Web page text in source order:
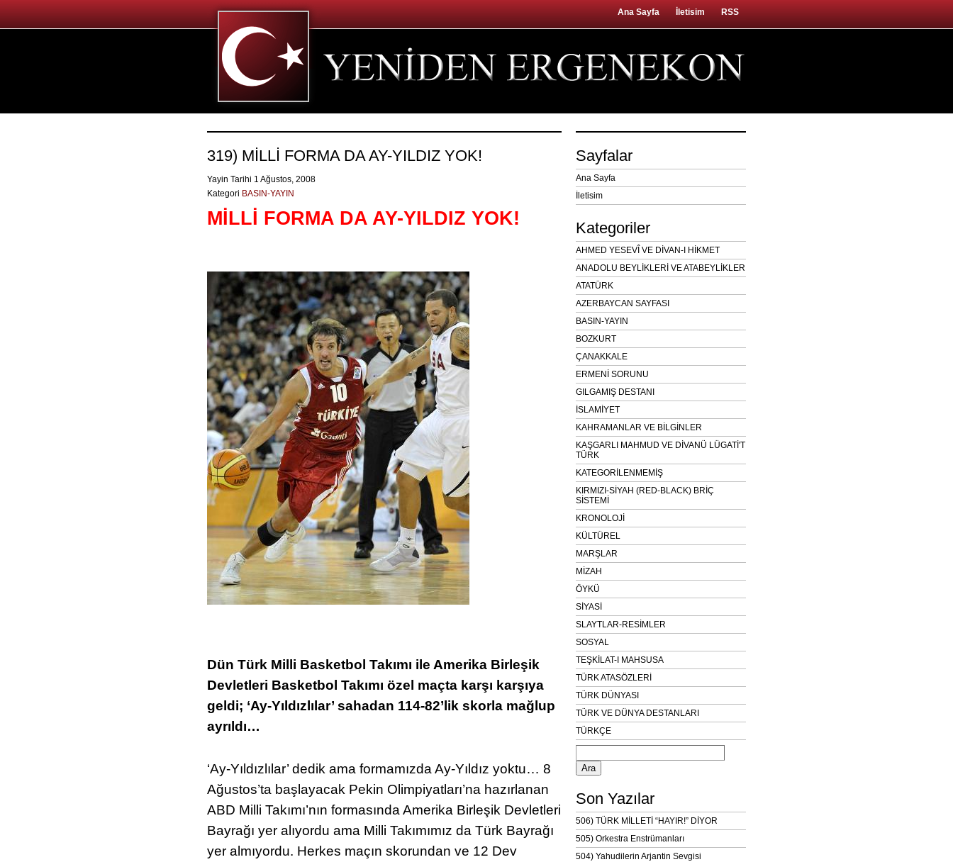
Ana Sayfa İletisim RSS
319) MİLLİ FORMA DA AY-YILDIZ YOK!
Yayin Tarihi 1 Ağustos, 2008
Kategori BASIN-YAYIN
MİLLİ FORMA DA AY-YILDIZ YOK!
Dün Türk Milli Basketbol Takımı ile Amerika Birleşik
Devletleri Basketbol Takımı özel maçta karşı karşıya
geldi; ‘Ay-Yıldızlılar’ sahadan 114-82’lik skorla mağlup
ayrıldı…
‘Ay-Yıldızlılar’ dedik ama formamızda Ay-Yıldız yoktu… 8
Ağustos’ta başlayacak Pekin Olimpiyatları’na hazırlanan
ABD Milli Takımı’nın formasında Amerika Birleşik Devletleri
Bayrağı yer alıyordu ama Milli Takımımız da Türk Bayrağı
yer almıyordu. Herkes maçın skorundan ve 12 Dev
Sayfalar
Ana Sayfa
İletisim
Kategoriler
AHMED YESEVÎ VE DİVAN-I HİKMET
ANADOLU BEYLİKLERİ VE ATABEYLİKLER
ATATÜRK
AZERBAYCAN SAYFASI
BASIN-YAYIN
BOZKURT
ÇANAKKALE
ERMENİ SORUNU
GILGAMIŞ DESTANI
İSLAMİYET
KAHRAMANLAR VE BİLGİNLER
KAŞGARLI MAHMUD VE DİVANÜ LÜGATİ'T
TÜRK
KATEGORİLENMEMİŞ
KIRMIZI-SİYAH (RED-BLACK) BRİÇ
SİSTEMİ
KRONOLOJİ
KÜLTÜREL
MARŞLAR
MİZAH
ÖYKÜ
SİYASİ
SLAYTLAR-RESİMLER
SOSYAL
TEŞKİLAT-I MAHSUSA
TÜRK ATASÖZLERİ
TÜRK DÜNYASI
TÜRK VE DÜNYA DESTANLARI
TÜRKÇE
Arama:
Son Yazılar
506) TÜRK MİLLETİ “HAYIR!” DİYOR
505) Orkestra Enstrümanları
504) Yahudilerin Arjantin Sevgisi